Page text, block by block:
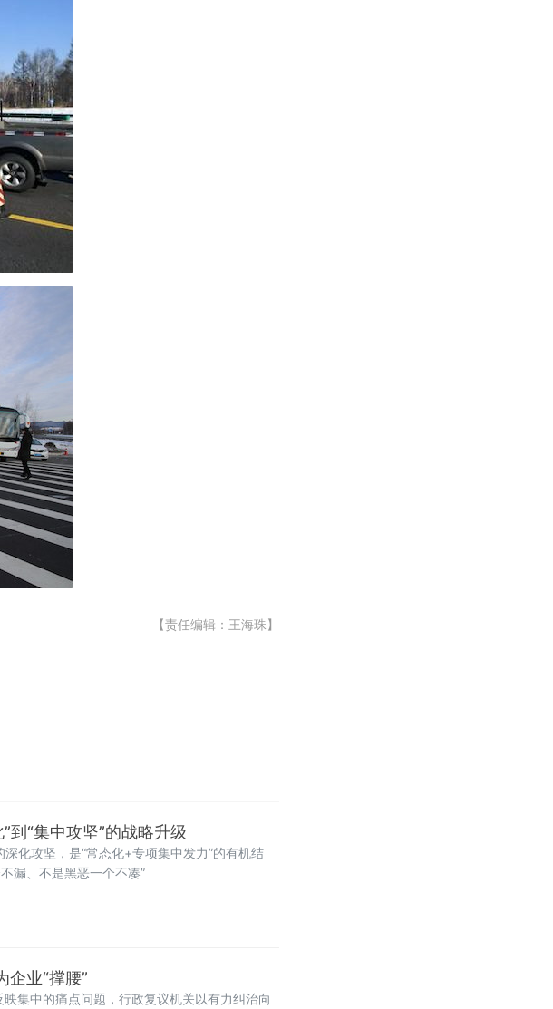
【责任编辑：王海珠】
到“集中攻坚”的战略升级
化攻坚，是“常态化+专项集中发力”的有机结
漏、不是黑恶一个不凑”
企业“撑腰”
集中的痛点问题，行政复议机关以有力纠治向